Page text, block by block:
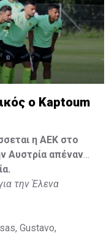
Καψής, Sol,
Facundo,
Navratil, Raul, Szor,
Ilievski,
Jovicic, Szeles,
ο Kaptoum
η ΑΕΚ στο
Αυστρία απέναντι
την Έλενα
Gustavo,